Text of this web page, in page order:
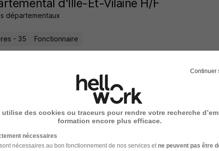
d'Ille-Et-Vilaine H/F
départementaux
- 35 Fonctionnaire
Technique d'Équipe Mobile -
H/F
départementaux
Continuer
utilise des cookies ou traceurs pour rendre votre recherche
formation encore plus efficace.
nécessaires
nécessaires au bon fonctionnement de nos services et ne peuvent pas être